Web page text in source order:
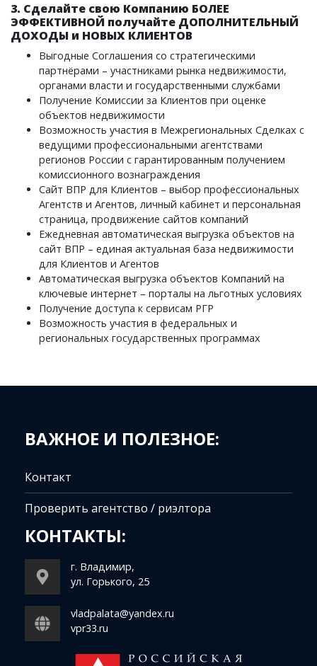
3. Сделайте свою Компанию БОЛЕЕ
ЭФФЕКТИВНОЙ получайте ДОПОЛНИТЕЛЬНЫЙ
ДОХОДЫ и НОВЫХ КЛИЕНТОВ
Выгодные Соглашения со стратегическими
партнёрами – участниками рынка недвижимости,
органами власти и государственными службами
Получение Комиссии за Клиентов при оценке
объектов недвижимости
Возможность участия в Межрегиональных Сделках с
ведущими профессиональными агентствами
регионов России с гарантированным получением
комиссионного вознаграждения
Сайт ВПР для Клиентов – выбор профессиональных
Агентств и Агентов, личный кабинет и персональная
страница, продвижение сайтов компаний
Ежедневная автоматическая выгрузка объектов на
сайт ВПР – единая актуальная база недвижимости
для Клиентов и Агентов
Автоматическая выгрузка объектов Компаний на
ключевые интернет – порталы на льготных условиях
Получение доступа к сервисам РГР
Возможность участия в федеральных и
региональных государственных программах
ВАЖНОЕ И ПОЛЕЗНОЕ:
Контакт
Проверить агентство / риэлтора
КОНТАКТЫ:
г. Владимир,
ул. Горького, 25
vladpalata@yandex.ru
vpr33.ru